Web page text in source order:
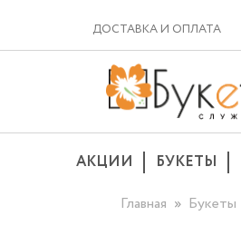
ДОСТАВКА И ОПЛАТА
АКЦИИ БУКЕТЫ
Главная
Букеты